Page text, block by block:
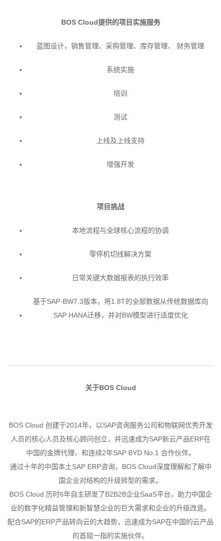
BOS Cloud提供的项目实施服务
蓝图设计，销售管理、采购管理、库存管理、 财务管理
系统实施
培训
测试
上线及上线支持
增强开发
项目挑战
本地流程与全球核心流程的协调
零停机切线解决方案
日常关键大数据报表的执行效率
基于SAP-BW7.3版本，将1.8T的全部数据从传统数据库向
SAP HANA迁移，并对BW模型进行适度优化
关于BOS Cloud
BOS Cloud 创建于2014年，以SAP咨询服务公司和物联网优秀开发
人员的核心人员及核心顾问创立，并迅速成为SAP新云产品ERP在
中国的金牌代理、和连续2年SAP BYD No.1 合作伙伴。
通过十年的中国本土SAP ERP咨询，BOS Cloud深度理解和了解中
国企业对结构的升级转型的需求。
BOS Cloud 历时6年自主研发了B2B2B企业SaaS平台，助力中国企
业的数字化精益管理和新智慧企业的巨大需求和企业的升级改造。
配合SAP的ERP产品转向云的大趋势，迅速成为SAP在中国的云产品
的首屈一指的实施伙伴。